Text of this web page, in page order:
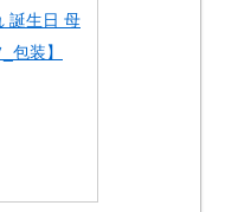
誕生日 母
包装】